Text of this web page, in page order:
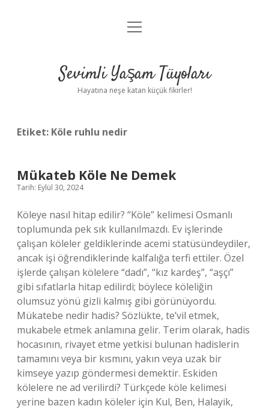
Anasayfa
Yasal Uyarı
menüyü
Sevimli Yaşam Tüyoları
Hayatına neşe katan küçük fikirler!
Etiket: Köle ruhlu nedir
Mükateb Köle Ne Demek
Tarih: Eylül 30, 2024
Köleye nasıl hitap edilir? “Köle” kelimesi Osmanlı
toplumunda pek sık kullanılmazdı. Ev işlerinde
çalışan köleler geldiklerinde acemi statüsündeydiler,
ancak işi öğrendiklerinde kalfalığa terfi ettiler. Özel
işlerde çalışan kölelere “dadı”, “kız kardeş”, “aşçı”
gibi sıfatlarla hitap edilirdi; böylece köleliğin
olumsuz yönü gizli kalmış gibi görünüyordu.
Mükatebe nedir hadis? Sözlükte, te’vil etmek,
mukabele etmek anlamına gelir. Terim olarak, hadis
hocasının, rivayet etme yetkisi bulunan hadislerin
tamamını veya bir kısmını, yakın veya uzak bir
kimseye yazıp göndermesi demektir. Eskiden
kölelere ne ad verilirdi? Türkçede köle kelimesi
yerine bazen kadın köleler için Kul, Ben, Halayik,